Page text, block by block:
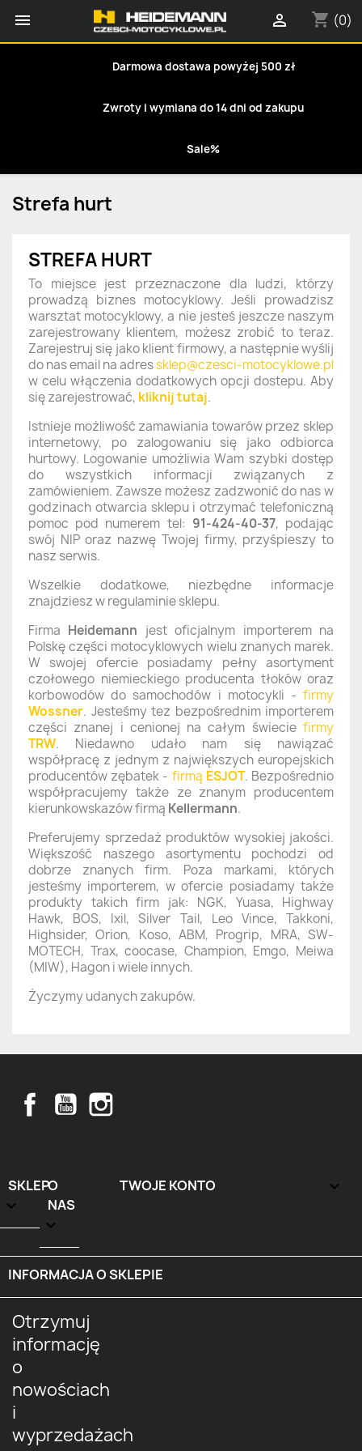
 shopping_cart (0)

Darmowa dostawa powyżej 500 zł
Zwroty i wymiana do 14 dni od zakupu
Sale%
Strefa hurt
STREFA HURT
To miejsce jest przeznaczone dla ludzi, którzy
prowadzą biznes motocyklowy. Jeśli prowadzisz
warsztat motocyklowy, a nie jesteś jeszcze naszym
zarejestrowany klientem, możesz zrobić to teraz.
Zarejestruj się jako klient firmowy, a następnie wyślij
do nas email na adressklep@czesci-motocyklowe.pl
w celu włączenia dodatkowych opcji dostepu. Aby
się zarejestrować, kliknij tutaj.
Istnieje możliwość zamawiania towarów przez sklep
internetowy, po zalogowaniu się jako odbiorca
hurtowy. Logowanie umożliwia Wam szybki dostęp
do wszystkich informacji związanych z
zamówieniem. Zawsze możesz zadzwonić do nas w
godzinach otwarcia sklepu i otrzymać telefoniczną
pomoc pod numerem tel: 91-424-40-37, podając
swój NIP oraz nazwę Twojej firmy, przyśpieszy to
nasz serwis.
Wszelkie dodatkowe, niezbędne informacje
znajdziesz w regulaminie sklepu.
Firma Heidemann jest oficjalnym importerem na
Polskę części motocyklowych wielu znanych marek.
W swojej ofercie posiadamy pełny asortyment
czołowego niemieckiego producenta tłoków oraz
korbowodów do samochodów i motocykli - firmy
Wossner. Jesteśmy tez bezpośrednim importerem
części znanej i cenionej na całym świecie firmy
TRW. Niedawno udało nam się nawiązać
współpracę z jednym z największych europejskich
producentów zębatek - firmą ESJOT. Bezpośrednio
współpracujemy także ze znanym producentem
kierunkowskazów firmą Kellermann.
Preferujemy sprzedaż produktów wysokiej jakości.
Większość naszego asortymentu pochodzi od
dobrze znanych firm. Poza markami, których
jesteśmy importerem, w ofercie posiadamy także
produkty takich firm jak: NGK, Yuasa, Highway
Hawk, BOS, Ixil, Silver Tail, Leo Vince, Takkoni,
Highsider, Orion, Koso, ABM, Progrip, MRA, SW-
MOTECH, Trax, coocase, Champion, Emgo, Meiwa
(MIW), Hagon i wiele innych.
Życzymy udanych zakupów.
FacebookYouTube
SKLEP

O
NAS

TWOJE KONTO 
INFORMACJA O SKLEPIE
Otrzymuj
informację
o
nowościach
i
wyprzedażach